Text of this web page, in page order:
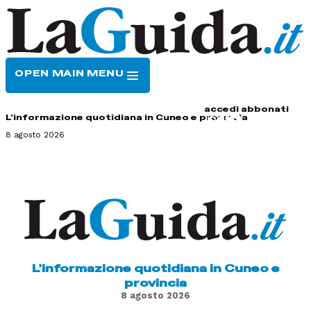
OPEN MAIN MENU
accedi abbonati
L'informazione quotidiana in Cuneo e provincia
8 agosto 2026
L'informazione quotidiana in Cuneo e
provincia
8 agosto 2026